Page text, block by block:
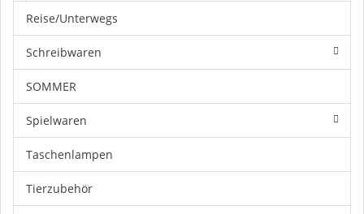
Reise/Unterwegs
Schreibwaren
SOMMER
Spielwaren
Taschenlampen
Tierzubehör